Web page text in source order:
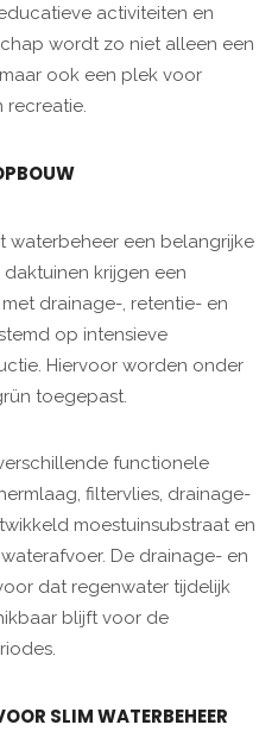
activiteiten en
wordt zo niet alleen een
ook een plek voor
recreatie.
waterbeheer een belangrijke
krijgen een
drainage-, retentie- en
op intensieve
Hiervoor worden onder
toegepast.
functionele
filtervlies, drainage-
moestuinsubstraat en
De drainage- en
dat regenwater tijdelijk
blijft voor de
SLIM WATERBEHEER